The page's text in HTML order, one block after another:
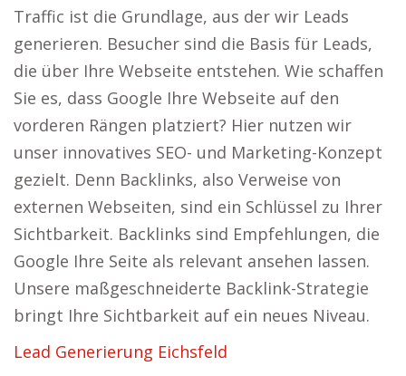
Traffic ist die Grundlage, aus der wir Leads
generieren. Besucher sind die Basis für Leads,
die über Ihre Webseite entstehen. Wie schaffen
Sie es, dass Google Ihre Webseite auf den
vorderen Rängen platziert? Hier nutzen wir
unser innovatives SEO- und Marketing-Konzept
gezielt. Denn Backlinks, also Verweise von
externen Webseiten, sind ein Schlüssel zu Ihrer
Sichtbarkeit. Backlinks sind Empfehlungen, die
Google Ihre Seite als relevant ansehen lassen.
Unsere maßgeschneiderte Backlink-Strategie
bringt Ihre Sichtbarkeit auf ein neues Niveau.
Lead Generierung Eichsfeld